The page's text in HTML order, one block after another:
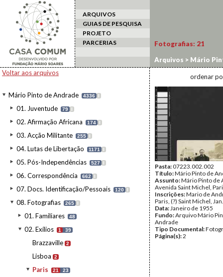
ARQUIVOS
GUIAS DE PESQUISA
PROJETO
PARCERIAS
Voltar aos arquivos
Mário Pinto de Andrade 4336 I
01. Juventude 79 I
02. Afirmação Africana 174 I
03. Acção Militante 255 I
04. Lutas de Libertação 1171 I
05. Pós-Independências 527 I
06. Correspondência 662 I
07. Docs. Identificação/Pessoais 120 I
08. Fotografias 265 I
01. Familiares 48
02. Exílios 1 39
Brazzaville 2
Lisboa 2
Paris 21 23
Fotografias: 21
Arquivos > Mário
ordenar
Pasta:07223.002.002
Título:Mário Pinto de
Assunto:Mário Pinto de
Avenida Saint Michel,
Inscrições:Mario de
Paris, (?) Saint Michel,
Data:Janeiro de 1955
Fundo:Arquivo Mário
Andrade
Tipo Documental:
Página(s):2